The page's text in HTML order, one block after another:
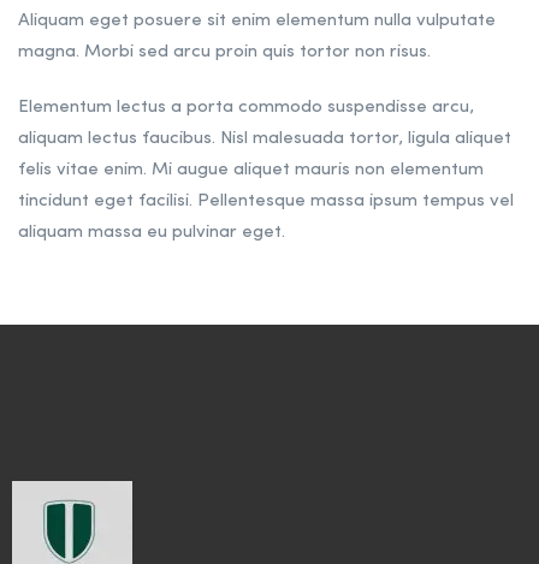
Aliquam eget posuere sit enim elementum nulla vulputate
magna. Morbi sed arcu proin quis tortor non risus.
Elementum lectus a porta commodo suspendisse arcu,
aliquam lectus faucibus. Nisl malesuada tortor, ligula aliquet
felis vitae enim. Mi augue aliquet mauris non elementum
tincidunt eget facilisi. Pellentesque massa ipsum tempus vel
aliquam massa eu pulvinar eget.